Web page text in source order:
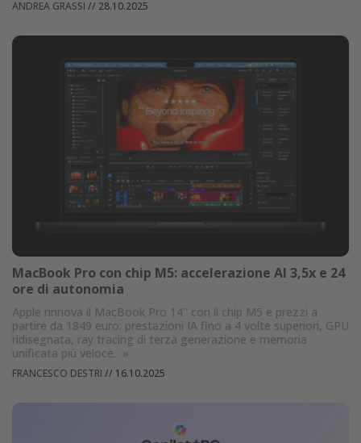
ANDREA GRASSI // 28.10.2025
MacBook Pro con chip M5: accelerazione AI 3,5x e 24
ore di autonomia
Apple rinnova il MacBook Pro 14'' con il chip M5 e prezzi a
partire da 1849 euro: prestazioni IA fino a 4 volte superiori, GPU
ridisegnata, ray tracing di terza generazione e memoria
unificata più veloce. »
FRANCESCO DESTRI // 16.10.2025